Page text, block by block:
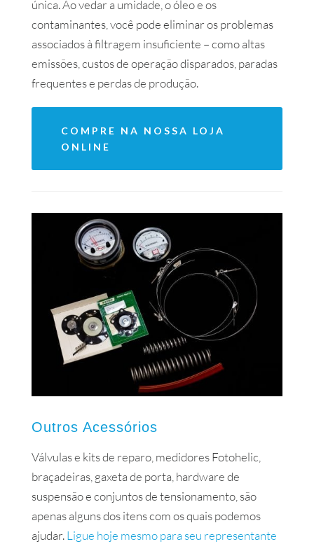
única. Ao vedar a umidade, o óleo e os
contaminantes, você pode eliminar os problemas
associados à filtragem insuficiente – como altas
emissões, custos de operação disparados, paradas
frequentes e perdas de produção.
COMPRE NA NOSSA LOJA
ONLINE
Outros Acessórios
Válvulas e kits de reparo, medidores Fotohelic,
braçadeiras, gaxeta de porta, hardware de
suspensão e conjuntos de tensionamento, são
apenas alguns dos itens com os quais podemos
ajudar.Ligue hoje mesmo para seu representante